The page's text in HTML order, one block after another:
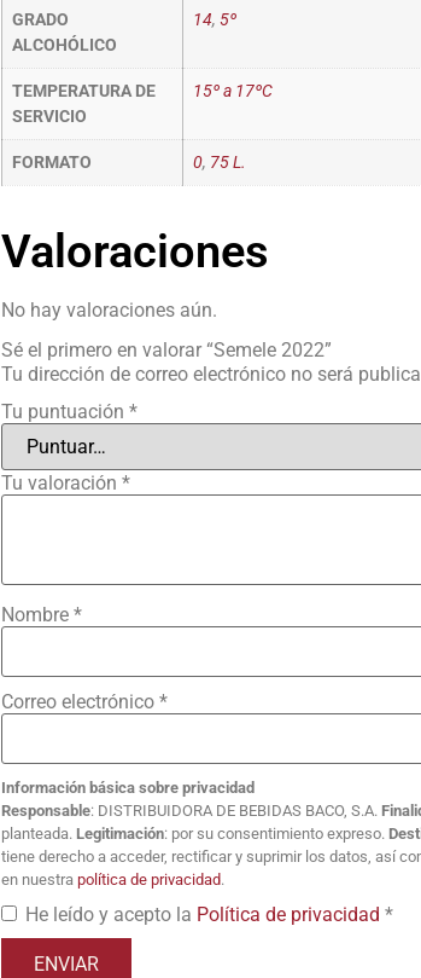
GRADO
ALCOHÓLICO
14, 5º
TEMPERATURA DE
SERVICIO
15º a 17ºC
FORMATO 0, 75 L.
Valoraciones
No hay valoraciones aún.
Sé el primero en valorar “Semele 2022”
Tu dirección de correo electrónico no será
Tu puntuación *
Tu valoración *
Nombre *
Correo electrónico *
Información básica sobre privacidad
Responsable: DISTRIBUIDORA DE BEBIDAS BACO, S.A.
planteada. Legitimación: por su consentimiento expreso.
tiene derecho a acceder, rectificar y suprimir los datos, así
en nuestra política de privacidad.
He leído y acepto la Política de privacidad *